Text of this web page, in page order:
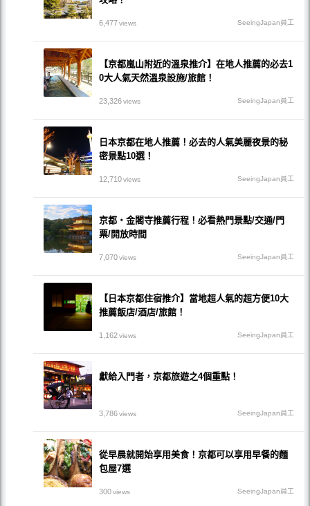
6,477views SeeingJapan員工
【京都嵐山附近的溫泉推介】在地人推薦的必去1
0大人氣天然溫泉設施/旅館！
23,326views SeeingJapan員工
日本京都在地人推薦！必去的人氣美麗夜景的秘
密景點10選！
12,710views SeeingJapan員工
京都・金閣寺推薦行程！必看熱門景點/交通/門
票/開放時間
7,070views SeeingJapan員工
【日本京都住宿推介】當地超人氣的超方便10大
推薦飯店/酒店/旅館！
1,162views SeeingJapan員工
獻給入門者，京都旅遊之4個重點！
3,786views SeeingJapan員工
從早晨就開始享用美食！京都可以享用早餐的麵
包屋7選
300views SeeingJapan員工